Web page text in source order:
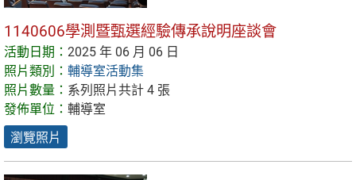
1140606學測暨甄選經驗傳承說明座談會
活動日期： 2025 年 06 月 06 日
照片類別： 輔導室活動集
照片數量： 系列照片共計 4 張
發佈單位： 輔導室
瀏覽照片